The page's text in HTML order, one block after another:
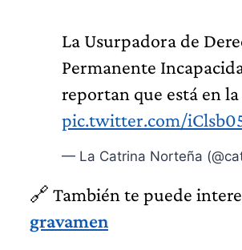
La Usurpadora de
Permanente
reportan que está en
pic.twitter.com/
— La Catrina Norteña
🔗 También te puede
gravamen